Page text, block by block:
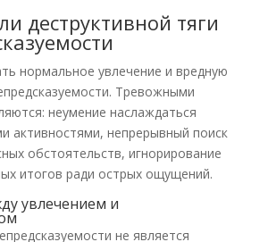
деструктивной тяги
нормальное увлечение и вредную
Тревожными
неумение наслаждаться
активностями, непрерывный поиск
обстоятельств, игнорирование
итогов ради острых ощущений.
увлечением и
не является